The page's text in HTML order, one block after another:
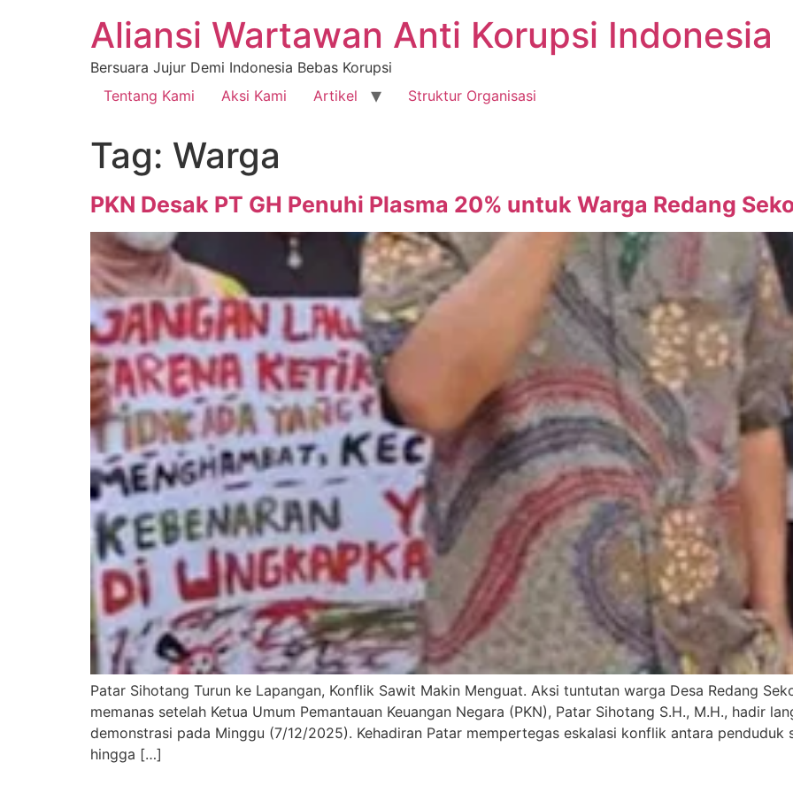
Aliansi Wartawan Anti Korupsi Indonesia
Bersuara Jujur Demi Indonesia Bebas Korupsi
Tentang Kami
Aksi Kami Artikel Struktur Organisasi
Tag: Warga
PKN Desak PT GH Penuhi Plasma 20% untuk Warga Redang
Patar Sihotang Turun ke Lapangan, Konflik Sawit Makin Menguat. Aksi tuntutan warga Desa Redang
memanas setelah Ketua Umum Pemantauan Keuangan Negara (PKN), Patar Sihotang S.H., M.H., hadir
demonstrasi pada Minggu (7/12/2025). Kehadiran Patar mempertegas eskalasi konflik antara penduduk
hingga […]